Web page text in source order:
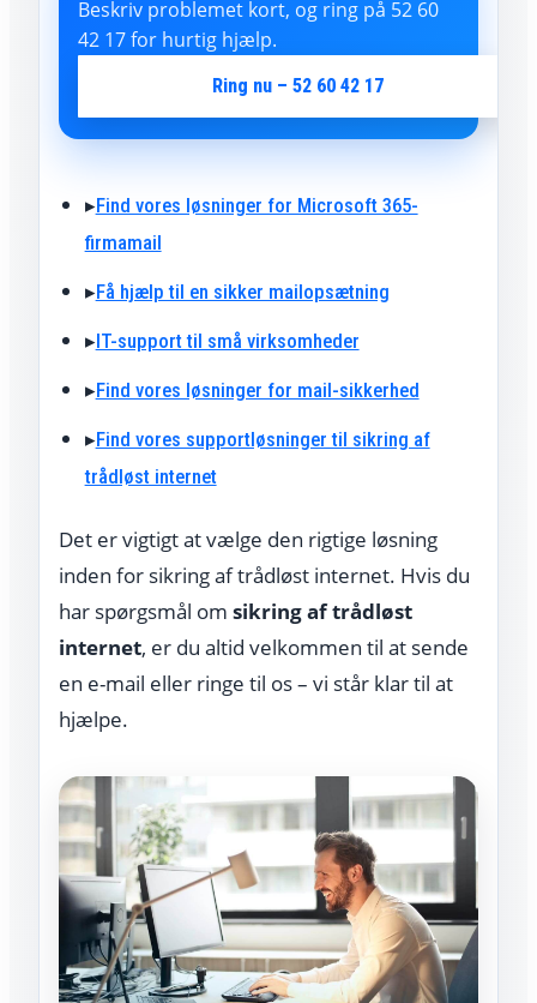
Beskriv problemet kort, og ring på 52 60
42 17 for hurtig hjælp.
Ring nu – 52 60 42 17
▸Find vores løsninger for Microsoft 365-
firmamail
▸Få hjælp til en sikker mailopsætning
▸IT-support til små virksomheder
▸Find vores løsninger for mail-sikkerhed
▸Find vores supportløsninger til sikring af
trådløst internet
Det er vigtigt at vælge den rigtige løsning
inden for sikring af trådløst internet. Hvis du
har spørgsmål om sikring af trådløst
internet, er du altid velkommen til at sende
en e-mail eller ringe til os – vi står klar til at
hjælpe.